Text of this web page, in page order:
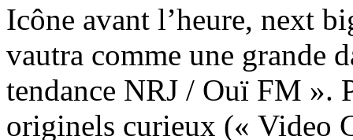
Icône avant l’heure, next
vautra comme une grande
tendance NRJ / Ouï FM ».
originels curieux (« Video